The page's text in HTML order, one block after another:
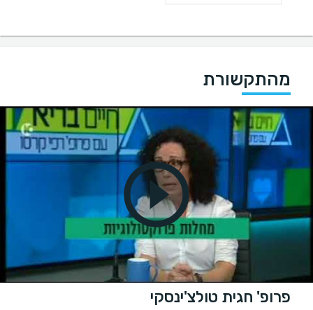
מהתקשורת
פרופ' חגית טולצ'ינסקי